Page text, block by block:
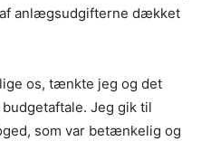
anlægsudgifterne dækket
os, tænkte jeg og det
Jeg gik til
som var betænkelig og